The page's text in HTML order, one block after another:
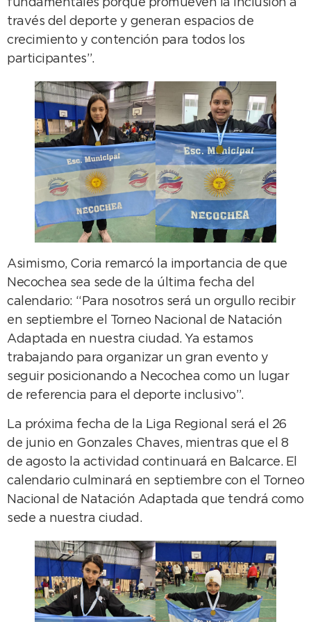
fundamentales porque promueven la inclusión a
través del deporte y generan espacios de
crecimiento y contención para todos los
participantes”.
Asimismo, Coria remarcó la importancia de que
Necochea sea sede de la última fecha del
calendario: “Para nosotros será un orgullo recibir
en septiembre el Torneo Nacional de Natación
Adaptada en nuestra ciudad. Ya estamos
trabajando para organizar un gran evento y
seguir posicionando a Necochea como un lugar
de referencia para el deporte inclusivo”.
La próxima fecha de la Liga Regional será el 26
de junio en Gonzales Chaves, mientras que el 8
de agosto la actividad continuará en Balcarce. El
calendario culminará en septiembre con el Torneo
Nacional de Natación Adaptada que tendrá como
sede a nuestra ciudad.